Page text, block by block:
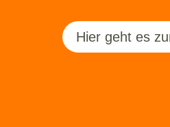
Hier geht es